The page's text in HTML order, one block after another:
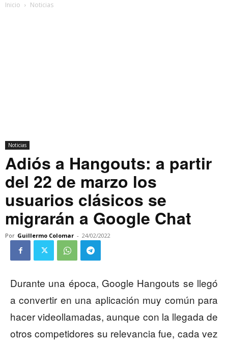
Inicio Noticias
Noticias
Adiós a Hangouts: a partir
del 22 de marzo los
usuarios clásicos se
migrarán a Google Chat
Por Guillermo Colomar - 24/02/2022
Durante una época, Google Hangouts se llegó
a convertir en una aplicación muy común para
hacer videollamadas, aunque con la llegada de
otros competidores su relevancia fue, cada vez